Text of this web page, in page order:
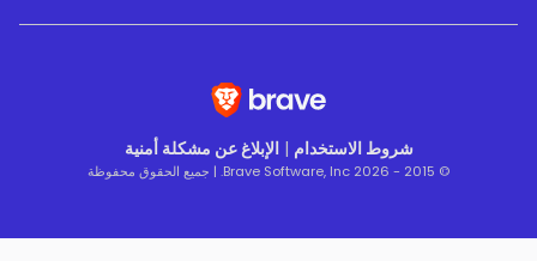
شروط الاستخدام| الإبلاغ عن مشكلة أمنية
© 2015 - 2026 Brave Software, Inc. | جميع الحقوق محفوظة